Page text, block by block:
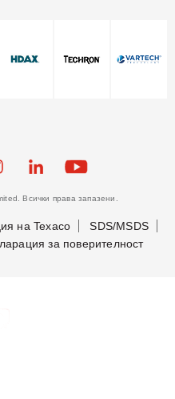
Всички права запазени.
на Texaco
SDS/MSDS
за поверителност